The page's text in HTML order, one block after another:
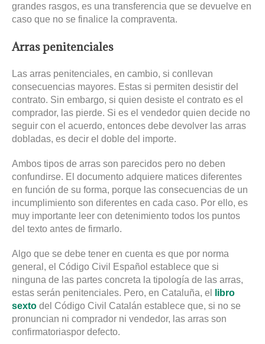
grandes rasgos, es una transferencia que se devuelve en
caso que no se finalice la compraventa.
Arras penitenciales
Las arras penitenciales, en cambio, si conllevan
consecuencias mayores. Estas si permiten desistir del
contrato. Sin embargo, si quien desiste el contrato es el
comprador, las pierde. Si es el vendedor quien decide no
seguir con el acuerdo, entonces debe devolver las arras
dobladas, es decir el doble del importe.
Ambos tipos de arras son parecidos pero no deben
confundirse. El documento adquiere matices diferentes
en función de su forma, porque las consecuencias de un
incumplimiento son diferentes en cada caso. Por ello, es
muy importante leer con detenimiento todos los puntos
del texto antes de firmarlo.
Algo que se debe tener en cuenta es que por norma
general, el Código Civil Español establece que si
ninguna de las partes concreta la tipología de las arras,
estas serán penitenciales. Pero, en Cataluña, el
libro
sexto del Código Civil Catalán establece que, si no se
pronuncian ni comprador ni vendedor, las arras son
confirmatoriaspor defecto.